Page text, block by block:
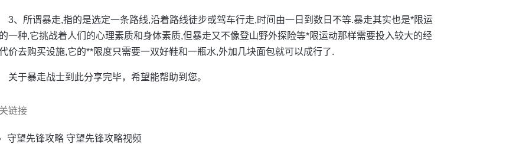
3、所谓暴走,指的是选定一条路线,沿着路线徒步或驾车行走,时间由一日到数日不等.暴走其实也是*限运
一种,它挑战着人们的心理素质和身体素质,但暴走又不像登山野外探险等*限运动那样需要投入较大的经
价去购买设施,它的**限度只需要一双好鞋和一瓶水,外加几块面包就可以成行了.
关于暴走战士到此分享完毕，希望能帮助到您。
链接
守望先锋攻略 守望先锋攻略视频